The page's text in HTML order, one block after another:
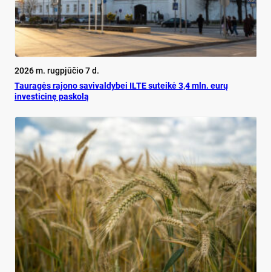
2026 m. rugpjūčio 7 d.
Tauragės rajono savivaldybei ILTE suteikė 3,4 mln. eurų
investicinę paskolą